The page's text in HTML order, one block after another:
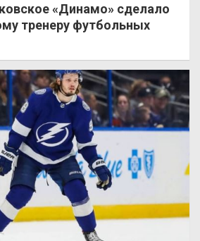
«Динамо» сделало
тренеру футбольных